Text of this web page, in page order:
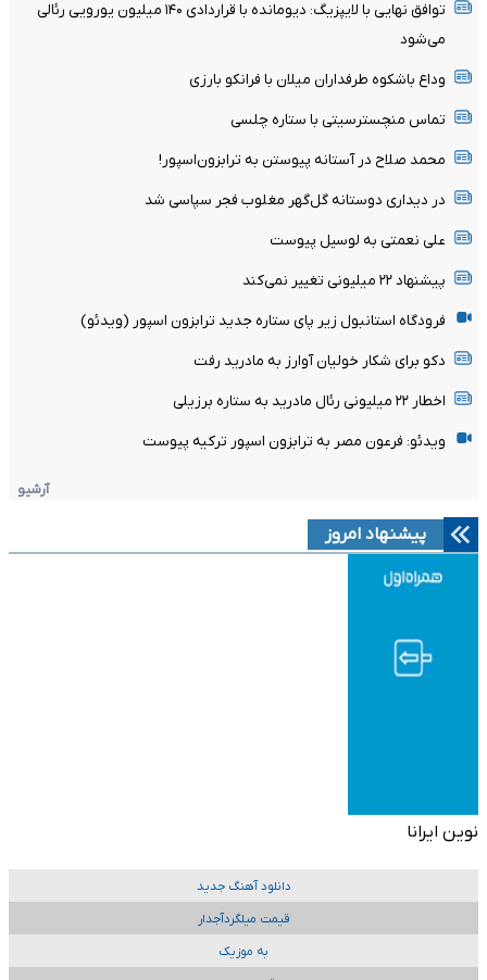
توافق نهایی با لایپزیگ: دیومانده با قراردادی ۱۴۰ میلیون یورویی رئالی
می‌شود
وداع باشکوه طرفداران میلان با فرانکو بارزی
تماس منچسترسیتی با ستاره چلسی
محمد صلاح در آستانه پیوستن به ترابزون‌اسپور!
در دیداری دوستانه گل‌گهر مغلوب فجر سپاسی شد
علی نعمتی به لوسیل پیوست
پیشنهاد ۲۲ میلیونی تغییر نمی‌کند
فرودگاه استانبول زیر پای ستاره جدید ترابزون اسپور (ویدئو)
دکو برای شکار خولیان آوارز به مادرید رفت
اخطار ۲۲ میلیونی رئال مادرید به ستاره برزیلی
ویدئو: فرعون مصر به ترابزون اسپور ترکیه پیوست
آرشیو
پیشنهاد امروز
نوین ایرانا
دانلود آهنگ جدید
قیمت میلگردآجدار
به موزیک